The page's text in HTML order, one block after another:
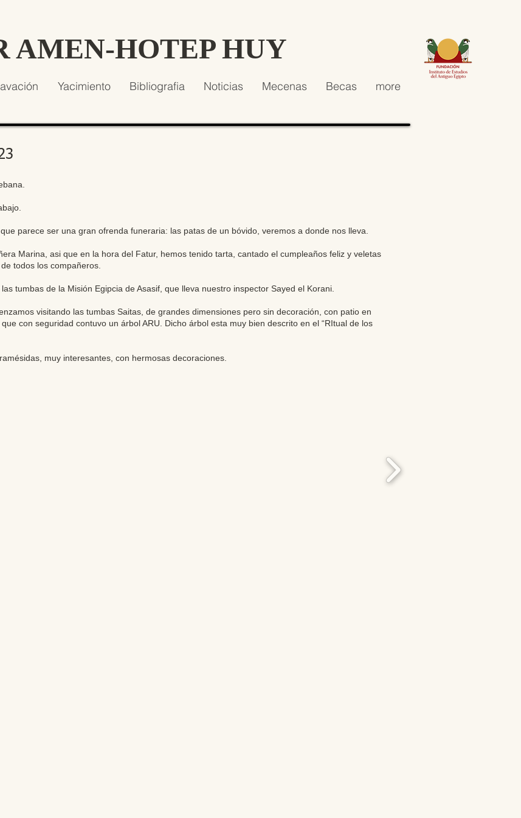
AMEN-HOTEP HUY
Yacimiento Bibliografia Noticias Mecenas Becas more
parece ser una gran ofrenda funeraria: las patas de un bóvido, veremos a donde nos lleva.
Marina, asi que en la hora del Fatur, hemos tenido tarta, cantado el cumpleaños feliz y veletas
todos los compañeros.
tumbas de la Misión Egipcia de Asasif, que lleva nuestro inspector Sayed el Korani.
visitando las tumbas Saitas, de grandes dimensiones pero sin decoración, con patio en
con seguridad contuvo un árbol ARU. Dicho árbol esta muy bien descrito en el “RItual de los
muy interesantes, con hermosas decoraciones.